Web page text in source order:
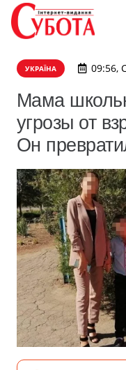
УКРАЇНА 09:56,
Мама
угрозы от
Он